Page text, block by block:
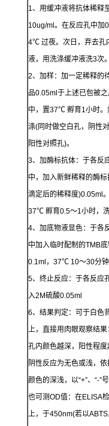
1、用缓冲液将抗体稀释
10ug/ml。在反应孔中加
4℃ 过夜。次日，弃去孔
液，用洗涤缓冲液洗3次。
2、加样：加一定稀释的
品0.05ml于上述已包被
中，置37℃ 孵育1小时。
涤(同时做空白孔，阴性
阳性对照孔)。
3、加酶标抗体：于各反
中，加入新鲜稀释的酶
滴定后的稀释度)0.05ml。
37℃ 孵育0.5～1小时，洗
4、加底物液显色：于各
中加入临时配制的TMB
0.1ml，37℃ 10～30分钟
5、终止反应：于各反应
入2M硫酸0.05ml
6、结果判定：可于白色
上，直接用肉眼观察结果
孔内颜色越深，阳性程度
阴性反应为无色或浅，依
颜色的深浅，以“+”、“-”号
也可测OD值：在ELISA
上，于450nm(若以ABTS